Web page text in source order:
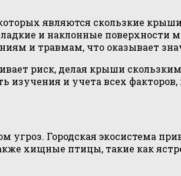
являются скользкие
и наклонные поверхности
и травмам, что оказывает
риск, делая крыши
изучения и учета всех
Городская экосистема
хищные птицы, такие как